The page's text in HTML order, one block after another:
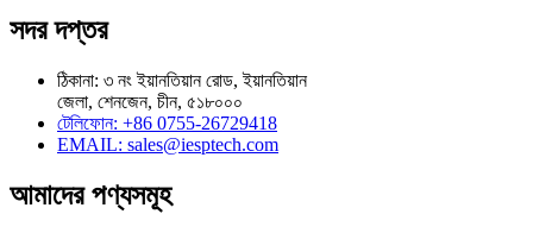
সদর দপ্তর
ঠিকানা: ৩ নং ইয়ানতিয়ান রোড, ইয়ানতিয়ান
জেলা, শেনজেন, চীন, ৫১৮০০০
টেলিফোন: +86 0755-26729418
EMAIL: sales@iesptech.com
আমাদের পণ্যসমূহ